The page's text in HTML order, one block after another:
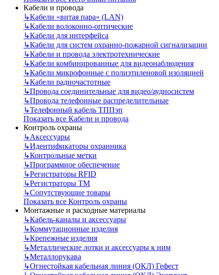
Кабели и провода
↳Кабели «витая пара» (LAN)
↳Кабели волоконно-оптические
↳Кабели для интерфейса
↳Кабели для систем охранно-пожарной сигнализации
↳Кабели и провода электротехнические
↳Кабели комбинированные для видеонаблюдения
↳Кабели микрофонные с полиэтиленовой изоляцией
↳Кабели радиочастотные
↳Провода соединительные для видео/аудиосистем
↳Провода телефонные распределительные
↳Телефонный кабель ТППэп
Показать все Кабели и провода
Контроль охраны
↳Аксессуары
↳Идентификаторы охранника
↳Контрольные метки
↳Программное обеспечение
↳Регистраторы RFID
↳Регистраторы ТМ
↳Сопутствующие товары
Показать все Контроль охраны
Монтажные и расходные материалы
↳Кабель-каналы и аксессуары
↳Коммутационные изделия
↳Крепежные изделия
↳Металлические лотки и аксессуары к ним
↳Металлорукава
↳Огнестойкая кабельная линия (ОКЛ) Гефест